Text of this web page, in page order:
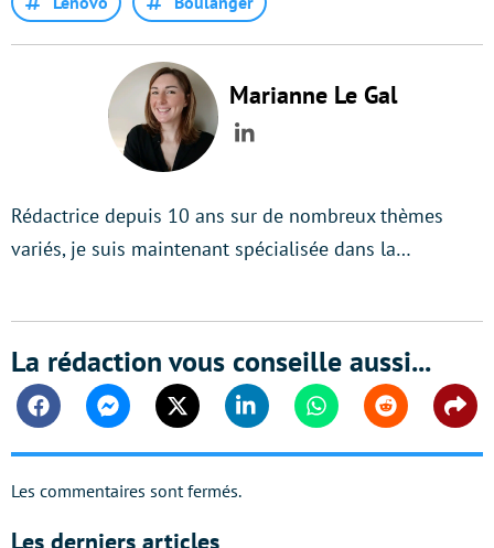
Marianne Le Gal
LinkedIn
Rédactrice depuis 10 ans sur de nombreux thèmes
variés, je suis maintenant spécialisée dans la…
La rédaction vous conseille aussi...
FacebookMessengerTwitter Linkedin WhatsappReddit
Les commentaires sont fermés.
Les derniers articles